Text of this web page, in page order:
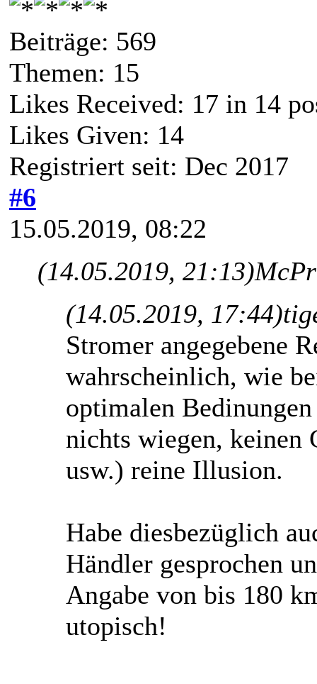
Beiträge: 569
Themen: 15
Likes Received: 17 in 14
Likes Given: 14
Registriert seit: Dec 2017
#6
15.05.2019, 08:22
(14.05.2019, 21:13)
(14.05.2019, 17:44)
Stromer angegebene
wahrscheinlich, wie
optimalen
nichts wiegen, keinen
usw.) reine Illusion.
Habe diesbezüglich
Händler gesprochen
Angabe von bis 180
utopisch!